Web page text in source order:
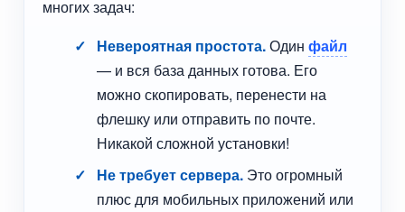
многих задач:
Невероятная простота.Одинфайл
— и вся база данных готова. Его
можно скопировать, перенести на
флешку или отправить по почте.
Никакой сложной установки!
Не требует сервера. Это огромный
плюс для мобильных приложений или